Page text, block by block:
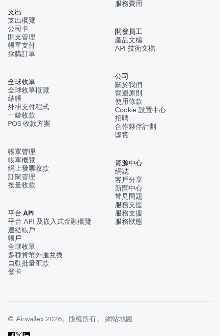
支出
支出概覽
公司卡
開支管理
帳單支付
採購訂單
全球收單
全球收單概覽
結帳
外掛支付程式
一鍵收款
POS 收款方案
帳單管理
帳單概覽
網上發票收款
訂閱管理
按量收款
平台 API
平台 API 及嵌入式金融概覽
連結帳戶
帳戶
全球收單
多種貨幣外匯兌換
自動批量匯款
發卡
服務費用
開發員工
產品文檔
API 技術文檔
公司
關於我們
營運原則
使用條款
Cookie 設置中心
招聘
合作夥伴計劃
獎賞
資源中心
網誌
客戶分享
新聞中心
常見問題
服務支援
服務支援
服務狀態
© Airwallex 2026。版權所有。 網站地圖